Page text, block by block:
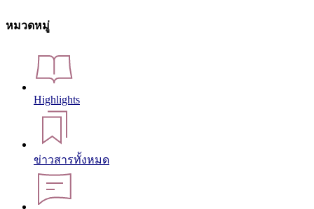
หมวดหมู่
Highlights
ข่าวสารทั้งหมด